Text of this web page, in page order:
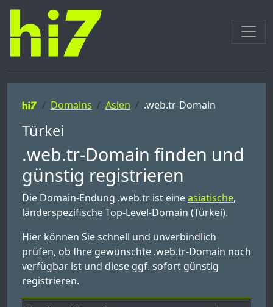
Domains Asien .web.tr-Domain
Türkei
.web.tr-Domain finden und
günstig registrieren
Die Domain-Endung .web.tr ist eineasiatische,
länderspezifische Top-Level-Domain (Türkei).
Hier können Sie schnell und unverbindlich
prüfen, ob Ihre gewünschte .web.tr-Domain noch
verfügbar ist und diese ggf. sofort günstig
registrieren.